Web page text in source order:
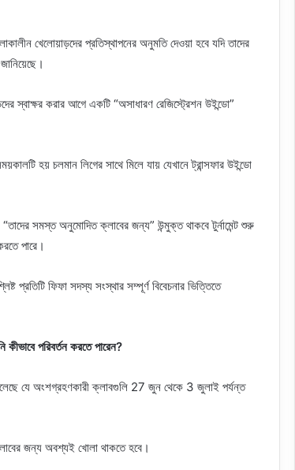
খেলোয়াড়দের প্রতিস্থাপনের অনুমতি দেওয়া হবে যদি তাদের
স্বাক্ষর করার আগে একটি “অসাধারণ রেজিস্ট্রেশন উইন্ডো”
হয় চলমান লিগের সাথে মিলে যায় যেখানে ট্রান্সফার উইন্ডো
সমস্ত অনুমোদিত ক্লাবের জন্য” উন্মুক্ত থাকবে টুর্নামেন্ট শুরু
পারে।
প্রতিটি ফিফা সদস্য সংস্থার সম্পূর্ণ বিবেচনার ভিত্তিতে
পরিবর্তন করতে পারেন?
যে অংশগ্রহণকারী ক্লাবগুলি 27 জুন থেকে 3 জুলাই পর্যন্ত
জন্য অবশ্যই খোলা থাকতে হবে।